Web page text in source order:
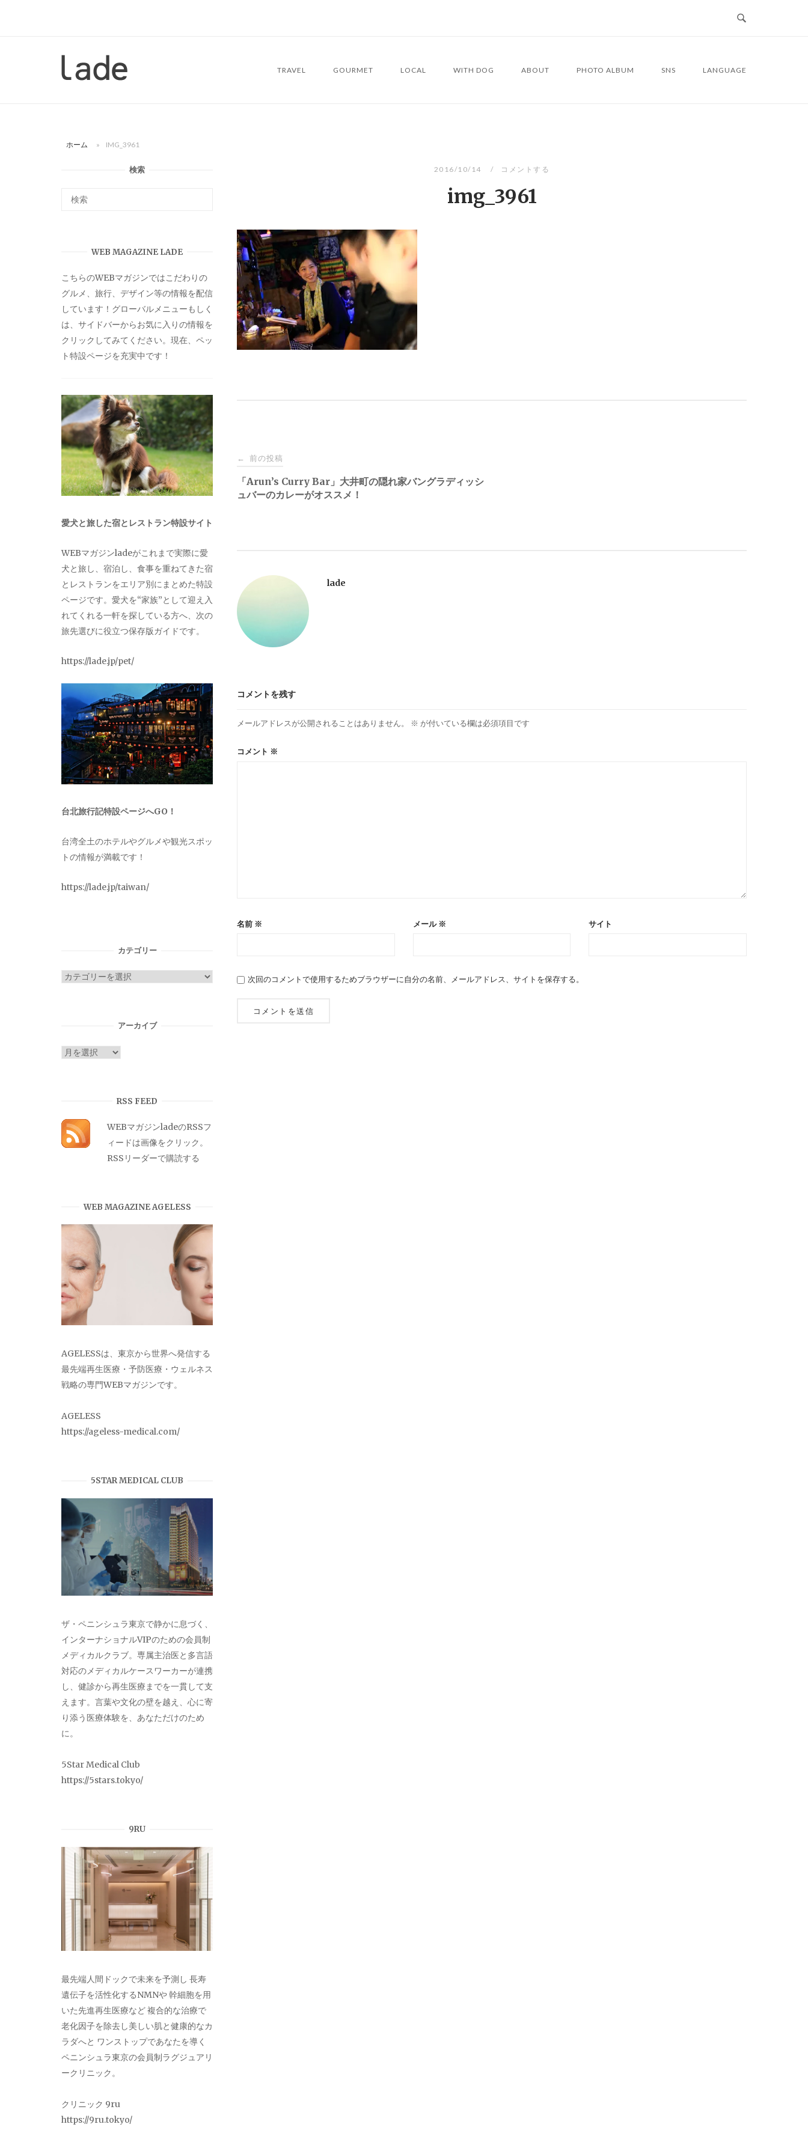
ー
TRAVEL GOURMET LOCAL WITH DOG ABOUT PHOTO ALBUM SNS LANGUAGE
ホーム » IMG_3961
2016/10/14 コメントする
img_3961
投
稿
ゲ
ー
シ
ン
← 前の投稿
「Arun’s Curry Bar」大井町の隠れ家バングラディッシ
ュバーのカレーがオススメ！
lade
コメントを残す
メールアドレスが公開されることはありません。 ※ が付いている欄は必須項目です
コメント ※
名前 ※ メール ※ サイト
次回のコメントで使用するためブラウザーに自分の名前、メールアドレス、サイトを保存する。
検索
WEB MAGAZINE LADE
こちらのWEBマガジンではこだわりの
グルメ、旅行、デザイン等の情報を配信
しています！グローバルメニューもしく
は、サイドバーからお気に入りの情報を
クリックしてみてください。現在、ペッ
ト特設ページを充実中です！
愛犬と旅した宿とレストラン特設サイト
WEBマガジンladeがこれまで実際に愛
犬と旅し、宿泊し、食事を重ねてきた宿
とレストランをエリア別にまとめた特設
ページです。愛犬を“家族”として迎え入
れてくれる一軒を探している方へ、次の
旅先選びに役立つ保存版ガイドです。
https://lade.jp/pet/
台北旅行記特設ページへGO！
台湾全土のホテルやグルメや観光スポッ
トの情報が満載です！
https://lade.jp/taiwan/
カテゴリー
カ
アーカイブ
ア
RSS FEED
WEBマガジンladeのRSSフ
ィードは画像をクリック。
RSSリーダーで購読する
WEB MAGAZINE AGELESS
AGELESSは、東京から世界へ発信する
最先端再生医療・予防医療・ウェルネス
戦略の専門WEBマガジンです。
AGELESS
https://ageless-medical.com/
5STAR MEDICAL CLUB
ザ・ペニンシュラ東京で静かに息づく、
インターナショナルVIPのための会員制
メディカルクラブ。専属主治医と多言語
対応のメディカルケースワーカーが連携
し、健診から再生医療までを一貫して支
えます。言葉や文化の壁を越え、心に寄
り添う医療体験を、あなただけのため
に。
5Star Medical Club
https://5stars.tokyo/
9RU
最先端人間ドックで未来を予測し 長寿
遺伝子を活性化するNMNや 幹細胞を用
いた先進再生医療など 複合的な治療で
老化因子を除去し美しい肌と健康的なカ
ラダへと ワンストップであなたを導く
ペニンシュラ東京の会員制ラグジュアリ
ークリニック。
クリニック 9ru
https://9ru.tokyo/